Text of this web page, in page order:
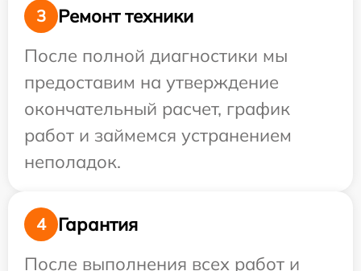
3
Ремонт техники
После полной диагностики мы
предоставим на утверждение
окончательный расчет, график
работ и займемся устранением
неполадок.
4
Гарантия
После выполнения всех работ и